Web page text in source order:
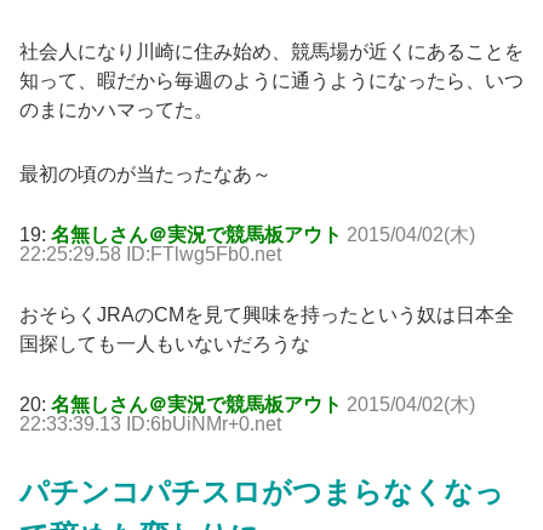
社会人になり川崎に住み始め、競馬場が近くにあることを
知って、暇だから毎週のように通うようになったら、いつ
のまにかハマってた。
最初の頃のが当たったなあ～
19: 名無しさん＠実況で競馬板アウト 2015/04/02(木)
22:25:29.58 ID:FTlwg5Fb0.net
おそらくJRAのCMを見て興味を持ったという奴は日本全
国探しても一人もいないだろうな
20: 名無しさん＠実況で競馬板アウト 2015/04/02(木)
22:33:39.13 ID:6bUiNMr+0.net
パチンコパチスロがつまらなくなっ